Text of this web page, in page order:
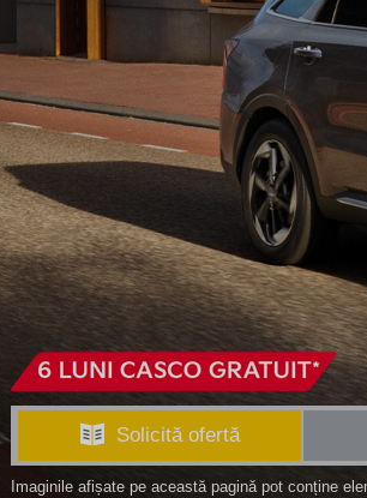
Solicită ofertă
Imaginile afișate pe această pagină pot conține